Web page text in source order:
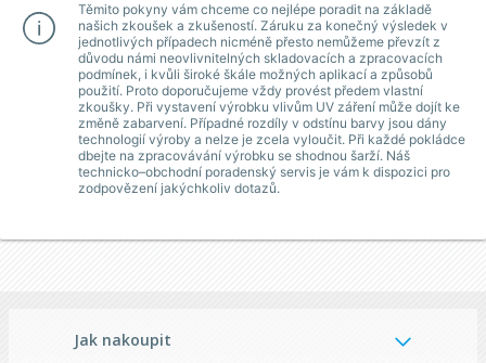
Těmito pokyny vám chceme co nejlépe poradit na základě
našich zkoušek a zkušeností. Záruku za konečný výsledek v
jednotlivých případech nicméně přesto nemůžeme převzít z
důvodu námi neovlivnitelných skladovacích a zpracovacích
podmínek, i kvůli široké škále možných aplikací a způsobů
použití. Proto doporučujeme vždy provést předem vlastní
zkoušky. Při vystavení výrobku vlivům UV záření může dojít ke
změně zabarvení. Případné rozdíly v odstínu barvy jsou dány
technologií výroby a nelze je zcela vyloučit. Při každé pokládce
dbejte na zpracovávání výrobku se shodnou šarží. Náš
technicko–obchodní poradenský servis je vám k dispozici pro
zodpovězení jakýchkoliv dotazů.
Jak nakoupit